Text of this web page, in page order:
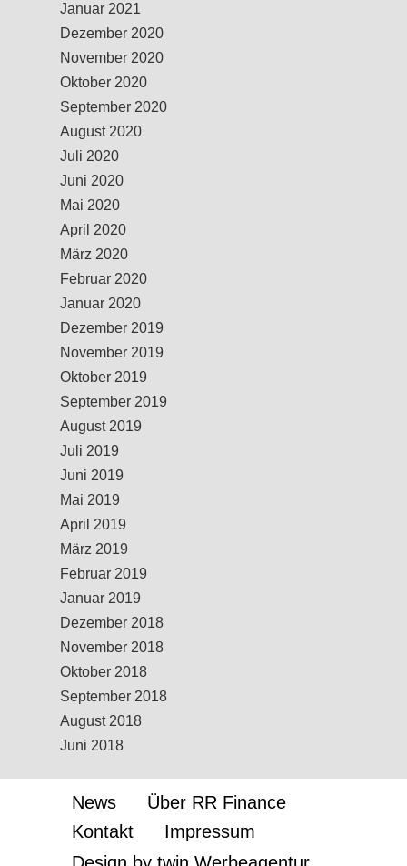
Januar 2021
Dezember 2020
November 2020
Oktober 2020
September 2020
August 2020
Juli 2020
Juni 2020
Mai 2020
April 2020
März 2020
Februar 2020
Januar 2020
Dezember 2019
November 2019
Oktober 2019
September 2019
August 2019
Juli 2019
Juni 2019
Mai 2019
April 2019
März 2019
Februar 2019
Januar 2019
Dezember 2018
November 2018
Oktober 2018
September 2018
August 2018
Juni 2018
News
Über RR Finance
Kontakt
Impressum